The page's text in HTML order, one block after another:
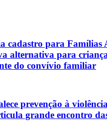
cadastro para Famílias
alternativa para
do convívio familiar
prevenção à
grande encontro